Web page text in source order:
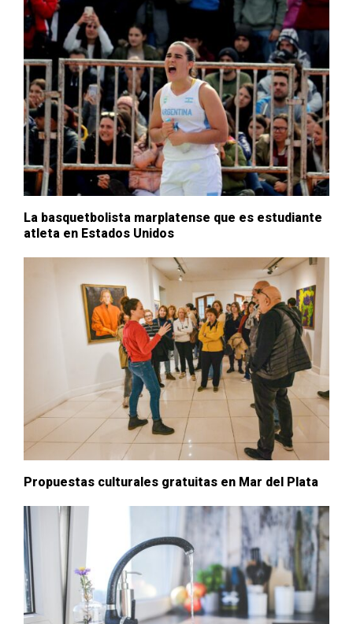
La basquetbolista marplatense que es estudiante
atleta en Estados Unidos
Propuestas culturales gratuitas en Mar del Plata